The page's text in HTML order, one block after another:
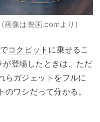
画像は映画.comより)
コクピット に乗せるこ
が登場したときは、ただ
らガジェットをフルに
ワシだって分かる。